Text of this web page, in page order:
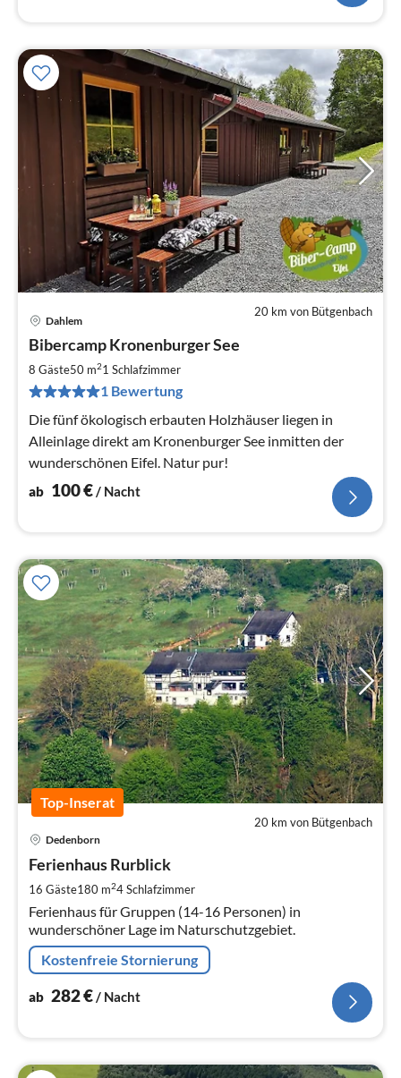
20 km von Bütgenbach
Dahlem
Bibercamp Kronenburger See
8 Gäste50 m21 Schlafzimmer
1 Bewertung
Die fünf ökologisch erbauten Holzhäuser liegen in
Alleinlage direkt am Kronenburger See inmitten der
wunderschönen Eifel. Natur pur!
ab 100€/ Nacht
Top-Inserat
20 km von Bütgenbach
Dedenborn
Ferienhaus Rurblick
16 Gäste180 m24Schlafzimmer
Ferienhaus für Gruppen (14-16 Personen) in
wunderschöner Lage im Naturschutzgebiet.
Kostenfreie Stornierung
ab 282€/ Nacht